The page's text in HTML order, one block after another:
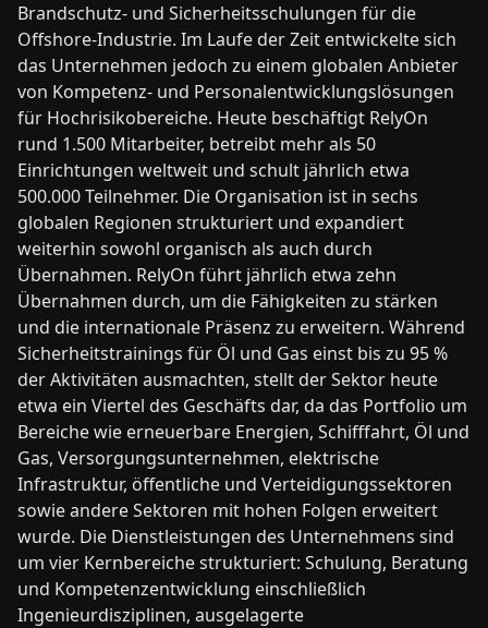
Brandschutz- und Sicherheitsschulungen für die
Offshore-Industrie. Im Laufe der Zeit entwickelte sich
das Unternehmen jedoch zu einem globalen Anbieter
von Kompetenz- und Personalentwicklungslösungen
für Hochrisikobereiche. Heute beschäftigt RelyOn
rund 1.500 Mitarbeiter, betreibt mehr als 50
Einrichtungen weltweit und schult jährlich etwa
500.000 Teilnehmer. Die Organisation ist in sechs
globalen Regionen strukturiert und expandiert
weiterhin sowohl organisch als auch durch
Übernahmen. RelyOn führt jährlich etwa zehn
Übernahmen durch, um die Fähigkeiten zu stärken
und die internationale Präsenz zu erweitern. Während
Sicherheitstrainings für Öl und Gas einst bis zu 95 %
der Aktivitäten ausmachten, stellt der Sektor heute
etwa ein Viertel des Geschäfts dar, da das Portfolio um
Bereiche wie erneuerbare Energien, Schifffahrt, Öl und
Gas, Versorgungsunternehmen, elektrische
Infrastruktur, öffentliche und Verteidigungssektoren
sowie andere Sektoren mit hohen Folgen erweitert
wurde. Die Dienstleistungen des Unternehmens sind
um vier Kernbereiche strukturiert: Schulung, Beratung
und Kompetenzentwicklung einschließlich
Ingenieurdisziplinen, ausgelagerte